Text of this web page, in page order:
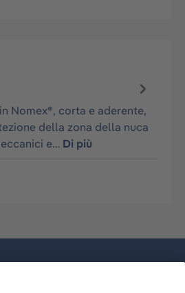
Nomex®, corta e aderente,
della zona della nuca
e… Di più